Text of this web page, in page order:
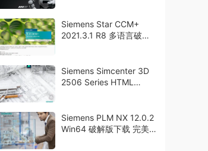
Siemens Star CCM+
2021.3.1 R8 多语言破解
Siemens Simcenter 3D
2506 Series HTML
Siemens PLM NX 12.0.2
Win64 破解版下载 完美